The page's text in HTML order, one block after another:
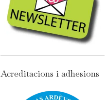
Acreditacions i adhesions